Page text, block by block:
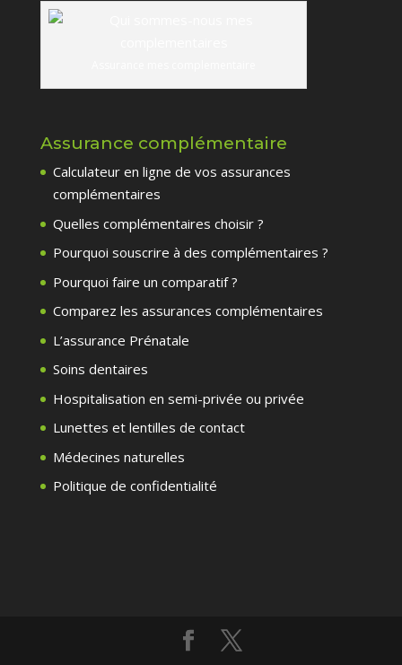
Assurance complémentaire
Calculateur en ligne de vos assurances
complémentaires
Quelles complémentaires choisir ?
Pourquoi souscrire à des complémentaires ?
Pourquoi faire un comparatif ?
Comparez les assurances complémentaires
L’assurance Prénatale
Soins dentaires
Hospitalisation en semi-privée ou privée
Lunettes et lentilles de contact
Médecines naturelles
Politique de confidentialité